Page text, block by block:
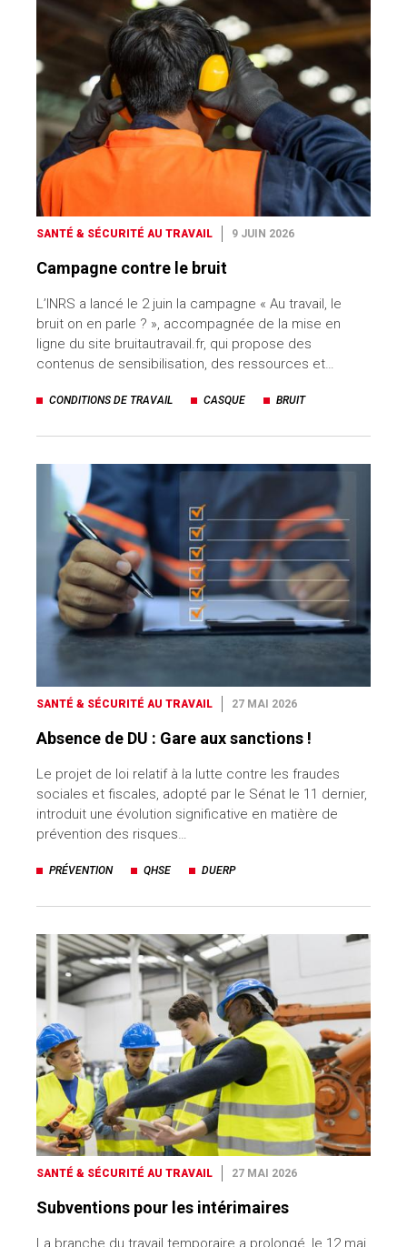
SANTÉ & SÉCURITÉ AU TRAVAIL 9 JUIN 2026
Campagne contre le bruit
L’INRS a lancé le 2 juin la campagne « Au travail, le
bruit on en parle ? », accompagnée de la mise en
ligne du site bruitautravail.fr, qui propose des
contenus de sensibilisation, des ressources et…
CONDITIONS DE TRAVAIL CASQUE BRUIT
SANTÉ & SÉCURITÉ AU TRAVAIL 27 MAI 2026
Absence de DU : Gare aux sanctions !
Le projet de loi relatif à la lutte contre les fraudes
sociales et fiscales, adopté par le Sénat le 11 dernier,
introduit une évolution significative en matière de
prévention des risques…
PRÉVENTION QHSE DUERP
SANTÉ & SÉCURITÉ AU TRAVAIL 27 MAI 2026
Subventions pour les intérimaires
La branche du travail temporaire a prolongé, le 12 mai,